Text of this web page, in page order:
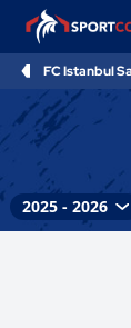
FC Istanbul